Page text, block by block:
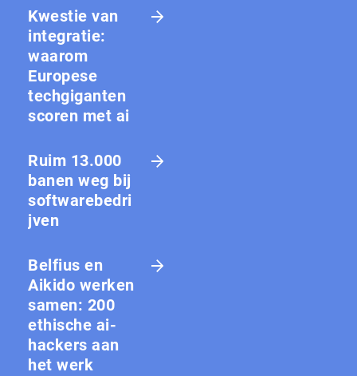
Kwestie van
integratie:
waarom
Europese
techgiganten
scoren met ai
Ruim 13.000
banen weg bij
softwarebedri
jven
Belfius en
Aikido werken
samen: 200
ethische ai-
hackers aan
het werk